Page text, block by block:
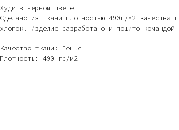
Худи в черном цвете
Сделано из ткани плотностью 490г/м2 качества
хлопок. Изделие разработано и пошито командой
Качество ткани: Пенье
Плотность: 490 гр/м2